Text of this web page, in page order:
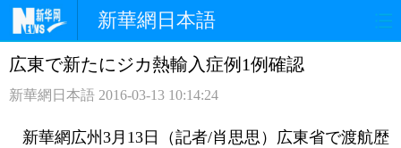
新華網日本語
ホームページ 政治
広東で新たにジカ熱輸入症例1例確認
新華網日本語 2016-03-13 10:14:24
新華網広州3月13日（記者/肖思思）広東省で渡航歴